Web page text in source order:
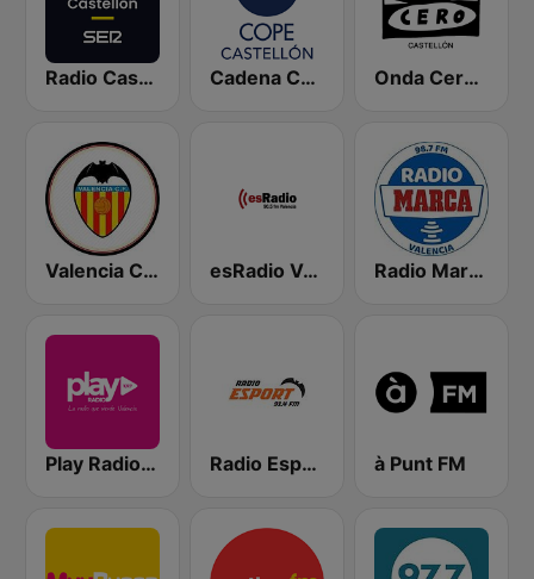
Radio Castellón SER Cadena COPE Castellón Onda Cero Castellón
Valencia CF Radio esRadio Valencia Radio Marca Valencia
Play Radio Valencia Radio Esport 91.4 FM à Punt FM